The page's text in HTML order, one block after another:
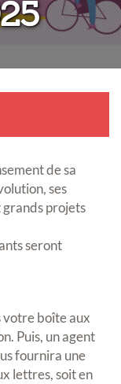
:
de sa
ses
grands projets
seront
votre boîte aux
Puis, un agent
fournira une
lettres, soit en